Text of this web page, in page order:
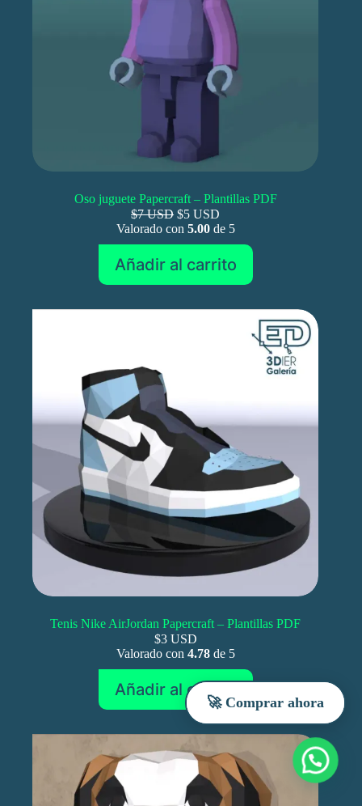
Oso juguete Papercraft – Plantillas PDF
$7 USD $5 USD
Valorado con 5.00de 5
Añadir al carrito
Tenis Nike AirJordan Papercraft – Plantillas PDF
$3 USD
Valorado con 4.78de 5
Añadir al carrito
🚀 Comprar ahora